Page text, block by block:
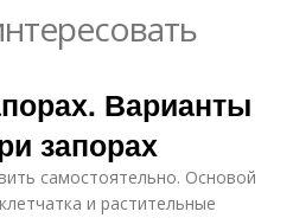
Варианты
запорах
самостоятельно. Основой
и растительные